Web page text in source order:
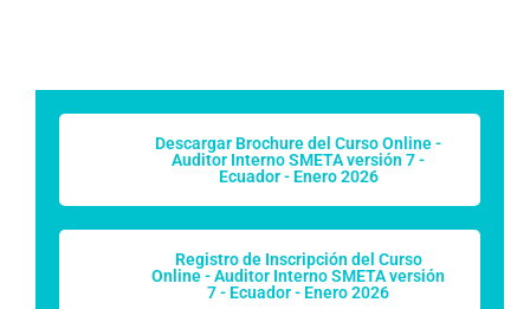
Descargar Brochure del Curso Online -
Auditor Interno SMETA versión 7 -
Ecuador - Enero 2026
Registro de Inscripción del Curso
Online - Auditor Interno SMETA versión
7 - Ecuador - Enero 2026